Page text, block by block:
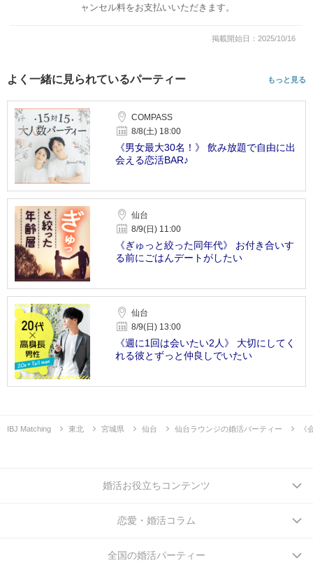
ャンセル料をお支払いいただきます。
掲載開始日：2025/10/16
よく一緒に見られているパーティー もっと見る
COMPASS
8/8(土) 18:00
《男女最大30名！》 飲み放題で自由に出
会える恋活BAR♪
仙台
8/9(日) 11:00
《ぎゅっと絞った同年代》 お付き合いす
る前にごはんデートがしたい
仙台
8/9(日) 13:00
《週に1回は会いたい2人》 大切にしてく
れる彼とずっと仲良しでいたい
IBJ Matching 東北 宮城県 仙台 仙台ラウンジの婚活パーティー 《
婚活お役立ちコンテンツ
恋愛・婚活コラム
全国の婚活パーティー